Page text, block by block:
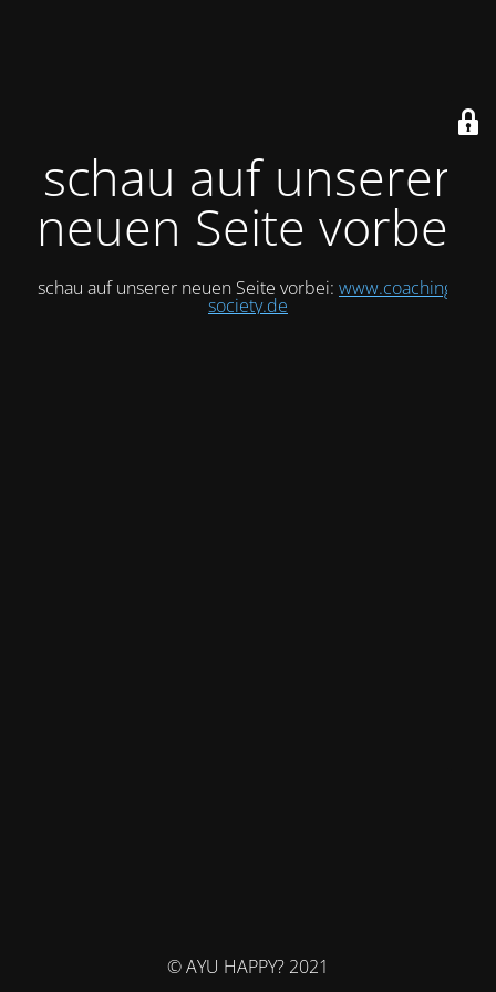
schau auf unserer
neuen Seite vorbei
schau auf unserer neuen Seite vorbei: www.coaching-
society.de
© AYU HAPPY? 2021